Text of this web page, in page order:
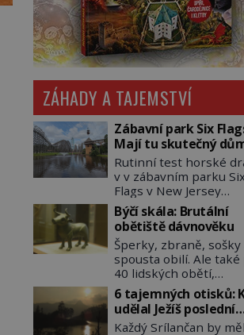
ZÁHADY A TAJEMSTVÍ
Zábavní park Six
Mají tu skutečný
hrůzy!
Rutinní test horské
v v zábavním parku
Flags v New Jersey
dopadne 16. srpna
katastrofou. 20letý
Scott Tyler se zřítí na
Zranění jsou
se životem. „Nepoužil
bezpečnostní zábranu,“
osvětlí smrtelnou
tiskový mluvčí parku a
vyšetřovatelé mu dávají
Býčí skála: Brutální
obětiště dávnověku
Šperky, zbraně, sošky
spousta obilí. Ale také
40 lidských obětí,
převážně dívek, z
některým rozetnou
a useknou končetiny.
slavný halštatský
6 tajemných otisků:
udělal Ježíš poslední
pozemský krok?
Každý Srílančan by měl